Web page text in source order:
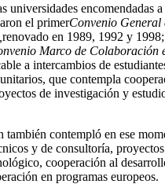
universidades encomendadas
el primerConvenio General
renovado en 1989, 1992 y
Marco de Colaboración
a intercambios de
que contempla
de investigación y
también contempló en ese
y de consultoría,
cooperación al
en programas europeos.